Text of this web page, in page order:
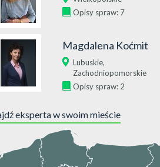
Opisy spraw: 7
Magdalena Koćmit
Lubuskie,
Zachodniopomorskie
Opisy spraw: 2
eksperta w swoim mieście